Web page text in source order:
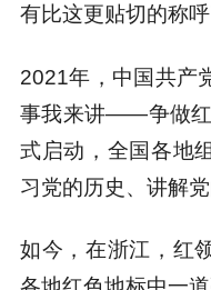
有比这更贴切的称呼
2021年，中国共产
事我来讲——争做红
式启动，全国各地
习党的历史、讲解党
如今，在浙江，红